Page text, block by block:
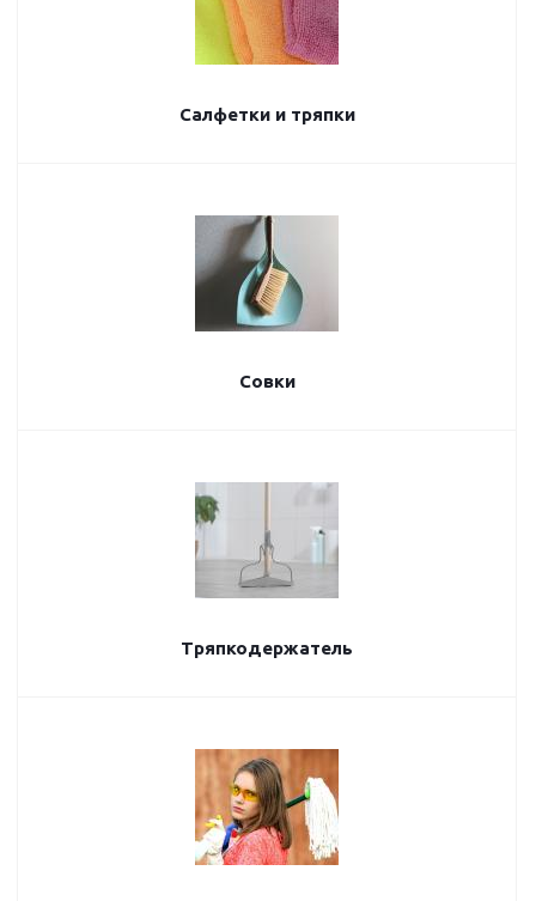
Салфетки и тряпки
Совки
Тряпкодержатель